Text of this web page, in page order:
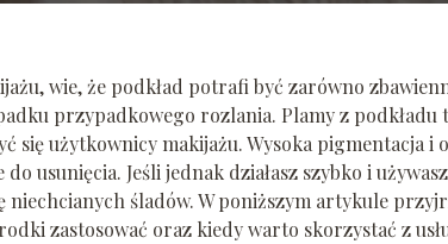
wie, że podkład potrafi być zarówno
przypadkowego rozlania. Plamy z podkładu
się użytkownicy makijażu. Wysoka pigmentacja i
usunięcia. Jeśli jednak działasz szybko i
niechcianych śladów. W poniższym artykule
zastosować oraz kiedy warto skorzystać z